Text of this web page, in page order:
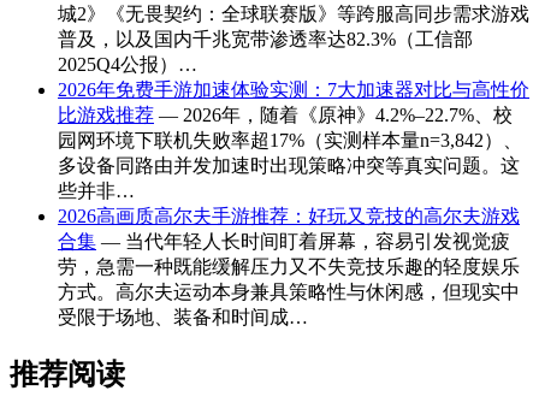
城2》《无畏契约：全球联赛版》等跨服高同步需求游戏
普及，以及国内千兆宽带渗透率达82.3%（工信部
2025Q4公报）…
2026年免费手游加速体验实测：7大加速器对比与高性价
比游戏推荐 — 2026年，随着《原神》4.2%–22.7%、校
园网环境下联机失败率超17%（实测样本量n=3,842）、
多设备同路由并发加速时出现策略冲突等真实问题。这
些并非…
2026高画质高尔夫手游推荐：好玩又竞技的高尔夫游戏
合集 — 当代年轻人长时间盯着屏幕，容易引发视觉疲
劳，急需一种既能缓解压力又不失竞技乐趣的轻度娱乐
方式。高尔夫运动本身兼具策略性与休闲感，但现实中
受限于场地、装备和时间成…
推荐阅读